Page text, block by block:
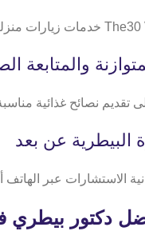
تقديم نصائح غذائية
الاستشارات عبر
دكتور بيطري